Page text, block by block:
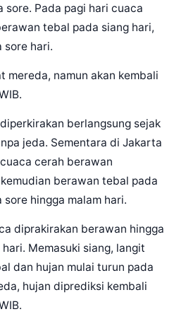
sore. Pada pagi hari cuaca
tebal pada siang hari,
sore hari.
mereda, namun akan kembali
berlangsung sejak
jeda. Sementara di Jakarta
cerah berawan
berawan tebal pada
hingga malam hari.
diprakirakan berawan hingga
Memasuki siang, langit
dan hujan mulai turun pada
hujan diprediksi kembali